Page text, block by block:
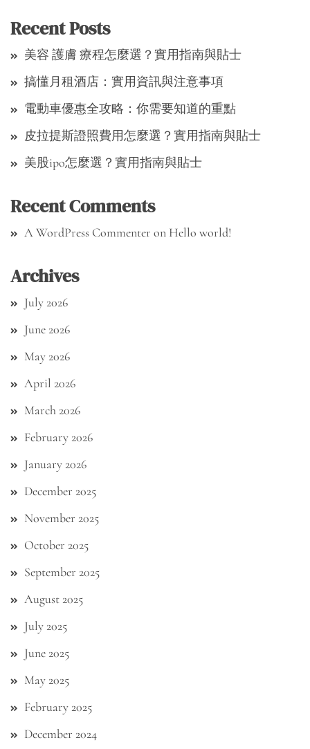
Recent Posts
美容 護膚 療程怎麼選？實用指南與貼士
搞懂月租酒店：實用資訊與注意事項
電動車優惠全攻略：你需要知道的重點
皮拉提斯證照費用怎麼選？實用指南與貼士
美股ipo怎麼選？實用指南與貼士
Recent Comments
A WordPress Commenter on Hello world!
Archives
July 2026
June 2026
May 2026
April 2026
March 2026
February 2026
January 2026
December 2025
November 2025
October 2025
September 2025
August 2025
July 2025
June 2025
May 2025
February 2025
December 2024